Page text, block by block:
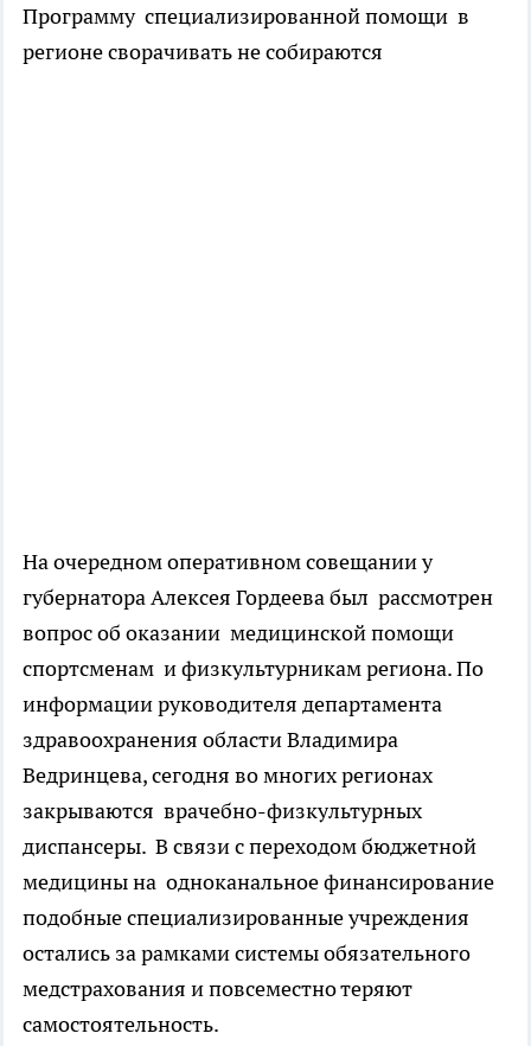
Программу специализированной помощи в
регионе сворачивать не собираются
На очередном оперативном совещании у
губернатора Алексея Гордеева был рассмотрен
вопрос об оказании медицинской помощи
спортсменам и физкультурникам региона. По
информации руководителя департамента
здравоохранения области Владимира
Ведринцева, сегодня во многих регионах
закрываются врачебно-физкультурных
диспансеры. В связи с переходом бюджетной
медицины на одноканальное финансирование
подобные специализированные учреждения
остались за рамками системы обязательного
медстрахования и повсеместно теряют
самостоятельность.